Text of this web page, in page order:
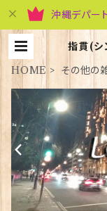
沖縄デパー
指貫(シ
HOME
その他の